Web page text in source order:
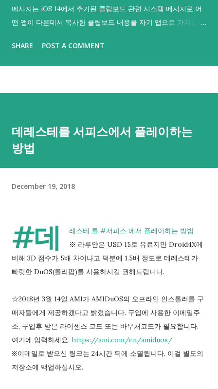
메시지는 iOS 14에서 추가된 클립보드 관련 시스템 메시지로 어
떤 앱이 다른데서 복사한 클립보드 내용을 자기 앱으로 가져갔음
여러 앱에서 클립보드를 복사해갔다는 것이 들통나 시끄러웠기
라운드, 현재 메인으로 띄워져있는 앱의 경우는 어떨까요? 아쉽
게도 이에 대한 메시지(iOS처럼 "A앱에서 붙여넣은 B앱")나 이를
수 있다고 하니까요. adb shell 을 실행하시려면 PC에서는 여기
USB 디버깅을 켜두셔야 명령 실행이 가능해요. 이 부분은 검색을
통해 확인하실 수 있는데 대략적으로는 설정 앱의 기기 정보에서
'빌드 번호'를 8번 이상 누르고 화면 잠금(설정된 경우에만)을 풀
어주시면 되요. 압축이 풀린 폴더에 명령 프롬프트를 여시면 되는
의 자리의 명령 프롬프트가 열려 편해요. 그리고 한 번 클립보드
접근하는 앱이 얼마나 많은지 확인해볼까요. 개발자가
READ_CLIPBOARD 권한을 선언한 앱은 설치 후 이 권한이 자동
으로 주어져요. 접근 허용된 앱> ad...
SHARE POST A COMMENT
데레스테를 서피스에서 플레이하는
방법
December 19, 2018
#데 레스테 를 #서피스 에서 플레이하는 방법
※ 라루얀은 USD 15로 유료지만 Droid4X에
비해 3D 점수가 5배 차이나고 덕분에 1.5배 정도로 데레스테가
빠릿한 DuOS(롤리팝)를 사용하시길 권해드립니다.
☆2018년 3월 14일 AMI가 AMIDuOS의 오프라인 인스톨러를 구
매자들에게 제공하겠다고 밝혔습니다. 구입에 사용한 이메일주
소, 구입후 받은 라이센스 코드 또는 바우처코드가 필요합니다.
여기에 입력하세요. https://ami.com/en/amiduos/
※이메일로 받으신 링크는 24시간 뒤에 소멸됩니다. 이걸 별도의
저장소에 백업하십시오.